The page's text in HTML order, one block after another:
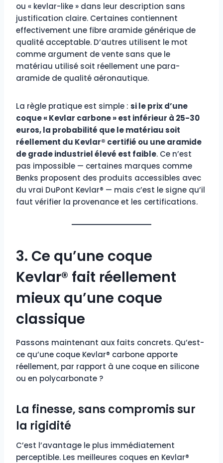
ou « kevlar-like » dans leur description sans
justification claire. Certaines contiennent
effectivement une fibre aramide générique de
qualité acceptable. D’autres utilisent le mot
comme argument de vente sans que le
matériau utilisé soit réellement une para-
aramide de qualité aéronautique.
La règle pratique est simple : si le prix d’une
coque « Kevlar carbone » est inférieur à 25-30
euros, la probabilité que le matériau soit
réellement du Kevlar® certifié ou une aramide
de grade industriel élevé est faible. Ce n’est
pas impossible — certaines marques comme
Benks proposent des produits accessibles avec
du vrai DuPont Kevlar® — mais c’est le signe qu’il
faut vérifier la provenance et les certifications.
3. Ce qu’une coque
Kevlar® fait réellement
mieux qu’une coque
classique
Passons maintenant aux faits concrets. Qu’est-
ce qu’une coque Kevlar® carbone apporte
réellement, par rapport à une coque en silicone
ou en polycarbonate ?
La finesse, sans compromis sur
la rigidité
C’est l’avantage le plus immédiatement
perceptible. Les meilleures coques en Kevlar®